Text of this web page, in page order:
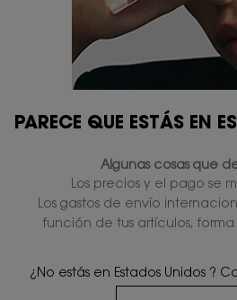
PARECE QUE ESTÁS EN
Algunas cosas que
Los precios y el pago se
Los gastos de envío
función de tus artículos,
¿No estás en Estados Unidos ?